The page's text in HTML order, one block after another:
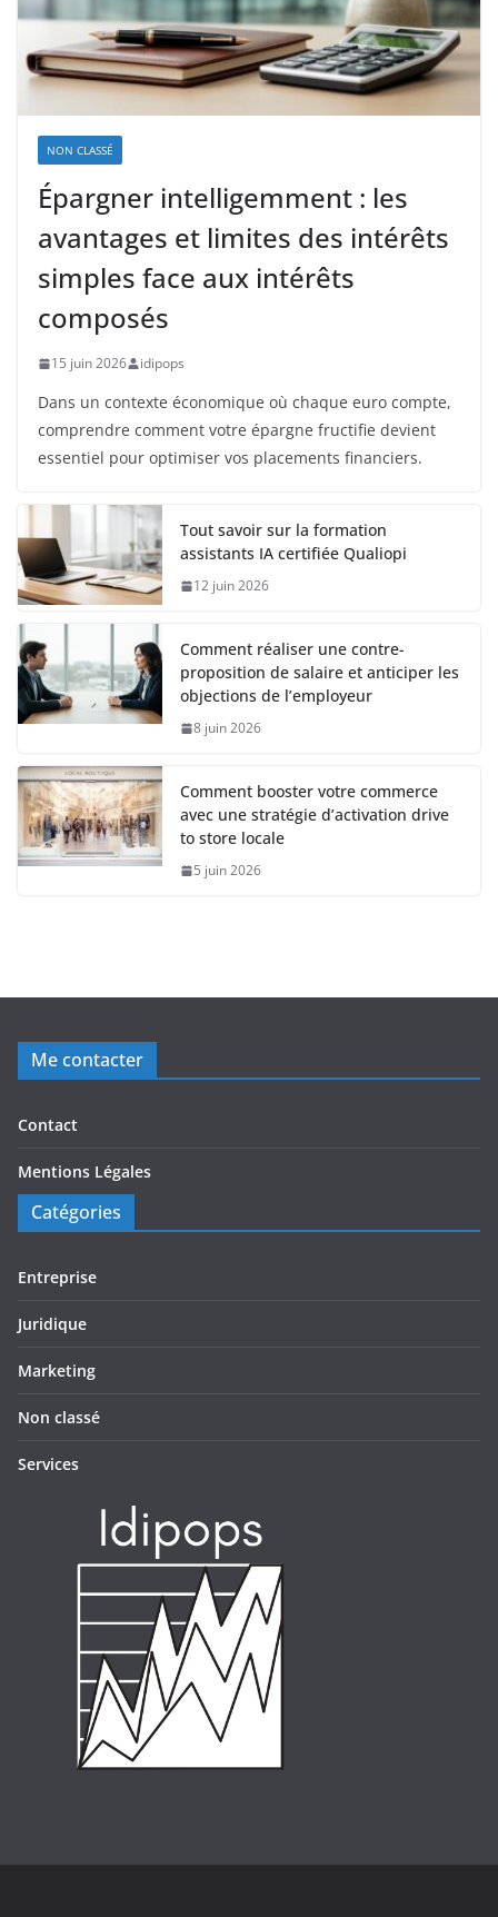
NON CLASSÉ
Épargner intelligemment : les
avantages et limites des intérêts
simples face aux intérêts
composés
15 juin 2026 idipops
Dans un contexte économique où chaque euro compte,
comprendre comment votre épargne fructifie devient
essentiel pour optimiser vos placements financiers.
Tout savoir sur la formation
assistants IA certifiée Qualiopi
12 juin 2026
Comment réaliser une contre-
proposition de salaire et anticiper les
objections de l’employeur
8 juin 2026
Comment booster votre commerce
avec une stratégie d’activation drive
to store locale
5 juin 2026
Me contacter
Contact
Mentions Légales
Catégories
Entreprise
Juridique
Marketing
Non classé
Services